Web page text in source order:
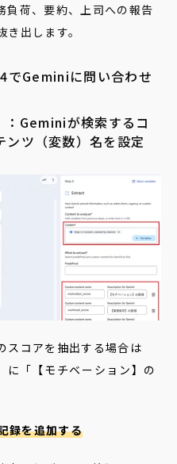
負荷、要約、上司への報告
出します。
でGeminiに問い合わせ
Geminiが検索するコ
ンツ（変数）名を設定
スコアを抽出する場合は
に「 【モチベーション】の
録を追加する